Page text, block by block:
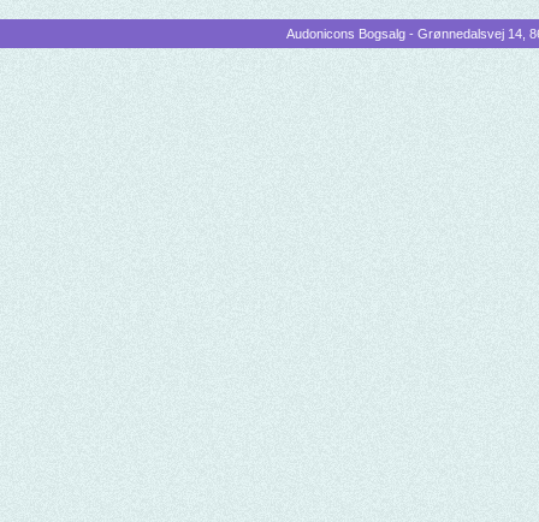
Audonicons Bogsalg - Grønnedalsvej 14,